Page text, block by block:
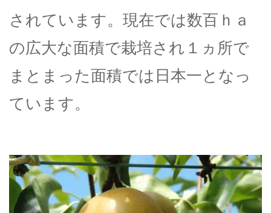
されています。現在では数百ｈａ
の広大な面積で栽培され１ヵ所で
まとまった面積では日本一となっ
ています。